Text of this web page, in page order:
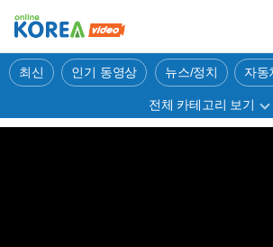
최신 인기 동영상 뉴스/정치 자동
전체 카테고리 보기